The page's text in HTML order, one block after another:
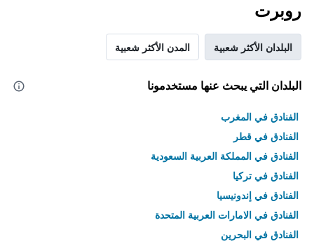
روبرت
البلدان الأكثر شعبية المدن الأكثر شعبية
البلدان التي يبحث عنها مستخدمونا
الفنادق في المغرب
الفنادق في قطر
الفنادق في المملكة العربية السعودية
الفنادق في تركيا
الفنادق في إندونيسيا
الفنادق في الامارات العربية المتحدة
الفنادق في البحرين